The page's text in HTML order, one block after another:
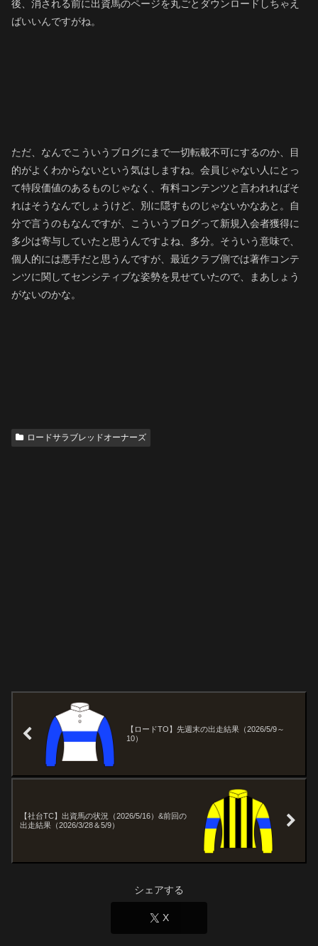
後、消される前に出資馬のページを丸ごとダウンロードしちゃえ
ばいいんですがね。
ただ、なんでこういうブログにまで一切転載不可にするのか、目
的がよくわからないという気はしますね。会員じゃない人にとっ
て特段価値のあるものじゃなく、有料コンテンツと言われればそ
れはそうなんでしょうけど、別に隠すものじゃないかなあと。自
分で言うのもなんですが、こういうブログって新規入会者獲得に
多少は寄与していたと思うんですよね、多分。そういう意味で、
個人的には悪手だと思うんですが、最近クラブ側では著作コンテ
ンツに関してセンシティブな姿勢を見せていたので、まあしょう
がないのかな。
ロードサラブレッドオーナーズ
【ロードTO】先週末の出走結果（2026/5/9～
10）
【社台TC】出資馬の状況（2026/5/16）&前回の
出走結果（2026/3/28＆5/9）
シェアする
X